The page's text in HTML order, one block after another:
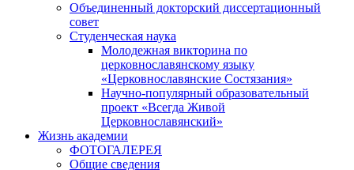
Объединенный докторский диссертационный
совет
Студенческая наука
Молодежная викторина по
церковнославянскому языку
«Церковнославянские Состязания»
Научно-популярный образовательный
проект «Всегда Живой
Церковнославянский»
Жизнь академии
ФОТОГАЛЕРЕЯ
Общие сведения